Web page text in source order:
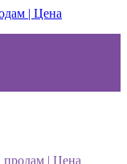
продам | Цена